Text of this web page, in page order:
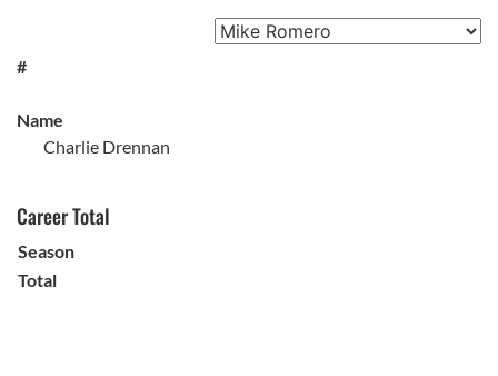
#
Name
Charlie Drennan
Career Total
Season
Total